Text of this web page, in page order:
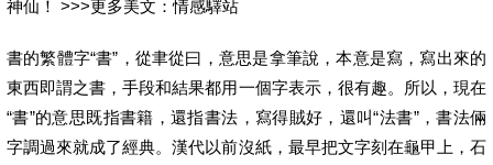
神仙！ >>>更多美文：情感驛站
書的繁體字“書”，從聿從曰，意思是拿筆說，本意是寫，寫出來的
東西即謂之書，手段和結果都用一個字表示，很有趣。所以，現在
“書”的意思既指書籍，還指書法，寫得賊好，還叫“法書”，書法倆
字調過來就成了經典。漢代以前沒紙，最早把文字刻在龜甲上，石